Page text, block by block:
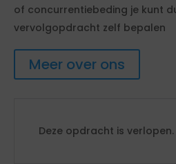
of concurrentiebeding je kunt
vervolgopdracht zelf bepalen
Meer over ons
Deze opdracht is verlopen.